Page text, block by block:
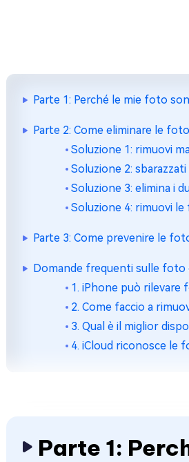
Parte 1: Perché le mie foto
Parte 2: Come eliminare le
Soluzione 1: rimuovi
Soluzione 2:
Soluzione 3: elimina i
Soluzione 4: rimuovi
Parte 3: Come prevenire le
Domande frequenti sulle foto
1. iPhone può rilevare
2. Come faccio a
3. Qual è il miglior
4. iCloud riconosce le
Parte 1: